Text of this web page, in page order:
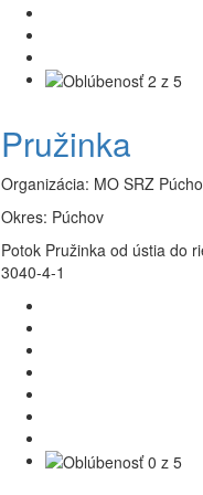
Pružinka
Organizácia: MO SRZ
Okres: Púchov
Potok Pružinka od ústia do
3040-4-1